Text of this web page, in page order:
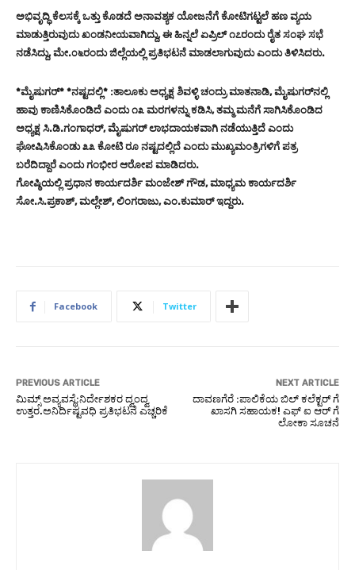
ಅಭಿವೃದ್ಧಿ ಕೆಲಸಕ್ಕೆ ಒತ್ತು ಕೊಡದೆ ಅನಾವಶ್ಯಕ ಯೋಜನೆಗೆ ಕೋಟಿಗಟ್ಟಲೆ ಹಣ ವ್ಯಯ
ಮಾಡುತ್ತಿರುವುದು ಖಂಡನೀಯವಾಗಿದ್ದು, ಈ ಹಿನ್ನಲೆ ಏಪ್ರಿಲ್ ೧೭ರಂದು ರೈತ ಸಂಘ ಸಭೆ
ನಡೆಸಿದ್ದು, ಮೇ.೦೬ರಂದು ಜಿಲ್ಲೆಯಲ್ಲಿ ಪ್ರತಿಭಟನೆ ಮಾಡಲಾಗುವುದು ಎಂದು ತಿಳಿಸಿದರು.
*ಮೈಷುಗರ್* *ನಷ್ಟದಲ್ಲಿ* :ತಾಲೂಕು ಅಧ್ಯಕ್ಷ ಶಿವಳ್ಳಿ ಚಂದ್ರು ಮಾತನಾಡಿ, ಮೈಷುಗರ್‌ನಲ್ಲಿ
ಹಾವು ಕಾಣಿಸಿಕೊಂಡಿದೆ ಎಂದು ೧೩ ಮರಗಳನ್ನು ಕಡಿಸಿ, ತಮ್ಮ ಮನೆಗೆ ಸಾಗಿಸಿಕೊಂಡಿದ
ಅಧ್ಯಕ್ಷ ಸಿ.ಡಿ.ಗಂಗಾಧರ್, ಮೈಷುಗರ್ ಲಾಭದಾಯಕವಾಗಿ ನಡೆಯುತ್ತಿದೆ ಎಂದು
ಘೋಷಿಸಿಕೊಂಡು ೩೩ ಕೋಟಿ ರೂ ನಷ್ಟದಲ್ಲಿದೆ ಎಂದು ಮುಖ್ಯಮಂತ್ರಿಗಳಿಗೆ ಪತ್ರ
ಬರೆದಿದ್ದಾರೆ ಎಂದು ಗಂಭೀರ ಆರೋಪ ಮಾಡಿದರು.
ಗೋಷ್ಠಿಯಲ್ಲಿ ಪ್ರಧಾನ ಕಾರ್ಯದರ್ಶಿ ಮಂಜೇಶ್ ಗೌಡ, ಮಾಧ್ಯಮ ಕಾರ್ಯದರ್ಶಿ
ಸೋ.ಸಿ.ಪ್ರಕಾಶ್, ಮಲ್ಲೇಶ್, ಲಿಂಗರಾಜು, ಎಂ.ಕುಮಾರ್ ಇದ್ದರು.
Facebook Twitter
PREVIOUS ARTICLE
ಮಿಮ್ಸ್ ಅವ್ಯವಸ್ಥೆ:ನಿರ್ದೇಶಕರ ದ್ವಂದ್ವ
ಉತ್ತರ.ಅನಿರ್ದಿಷ್ಟವಧಿ ಪ್ರತಿಭಟನೆ ಎಚ್ಚರಿಕೆ
NEXT ARTICLE
ದಾವಣಗೆರೆ :ಪಾಲಿಕೆಯ ಬಿಲ್ ಕಲೆಕ್ಟರ್ ಗೆ
ಖಾಸಗಿ ಸಹಾಯಕ! ಎಫ್ ಐ ಆರ್ ಗೆ
ಲೋಕಾ ಸೂಚನೆ